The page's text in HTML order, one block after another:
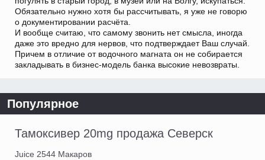
Обязательно нужно хотя бы рассчитывать, я уже не говорю
о документировании расчёта.
И вообще считаю, что самому звонить нет смысла, иногда
даже это вредно для нервов, что подтверждает Ваш случай.
Причем в отличие от водочного магната он не собирается
закладывать в бизнес-модель банка высокие невозвраты.
Популярное
Тамоксивер 20mg продажа Северск
Juice 2544 Макаров